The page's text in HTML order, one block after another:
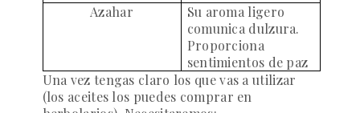
Azahar
Su aroma ligero
comunica dulzura.
Proporciona
sentimientos de paz
Una vez tengas claro los que vas a utilizar
(los aceites los puedes comprar en